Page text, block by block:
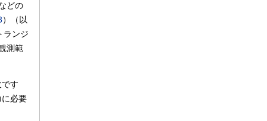
どの
）（以
ランジ
測範
す
必要